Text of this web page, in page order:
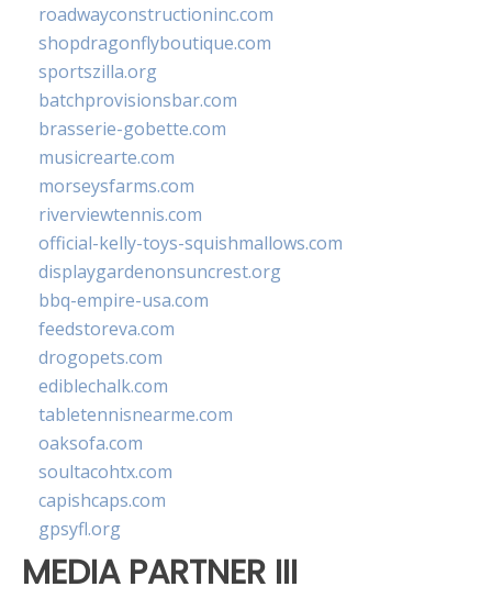
roadwayconstructioninc.com
shopdragonflyboutique.com
sportszilla.org
batchprovisionsbar.com
brasserie-gobette.com
musicrearte.com
morseysfarms.com
riverviewtennis.com
official-kelly-toys-squishmallows.com
displaygardenonsuncrest.org
bbq-empire-usa.com
feedstoreva.com
drogopets.com
ediblechalk.com
tabletennisnearme.com
oaksofa.com
soultacohtx.com
capishcaps.com
gpsyfl.org
MEDIA PARTNER III